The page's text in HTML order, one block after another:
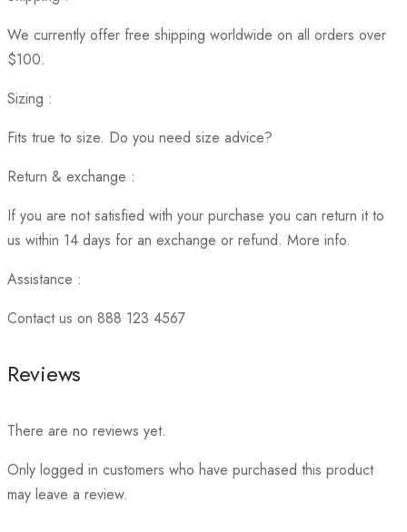
We currently offer free shipping worldwide on all orders over
$100.
Sizing :
Fits true to size. Do you need size advice?
Return & exchange :
If you are not satisfied with your purchase you can return it to
us within 14 days for an exchange or refund. More info.
Assistance :
Contact us on 888 123 4567
Reviews
There are no reviews yet.
Only logged in customers who have purchased this product
may leave a review.